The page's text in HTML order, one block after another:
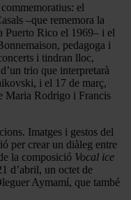
el
–que rememora la
Puerto Rico el 1969– i el
pedagoga i
i tindran lloc,
trio que interpretarà
i el 17 de març,
Maria Rodrigo i Francis
Imatges i gestos del
per crear un diàleg entre
la composició Vocal ice
d’abril, un octet de
Aymamí, que també